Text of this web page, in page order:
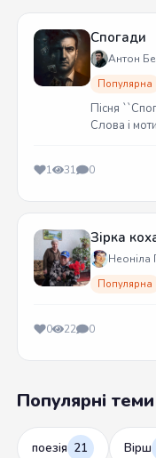
Спогади
Антон
Популярна
Пісня
Слова і
1 31 0
Зірка
Неоніла
Популярна
0 22 0
Популярні теми
поезія 21 Вірш